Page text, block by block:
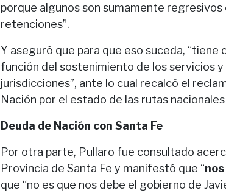
porque algunos son sumamente
retenciones”.
Y aseguró que para que eso suceda,
función del sostenimiento de los servicios y
jurisdicciones”, ante lo cual recalcó el
Nación por el estado de las rutas nacionales
Deuda de Nación con Santa Fe
Por otra parte, Pullaro fue consultado
Provincia de Santa Fe y manifestó que “
que “no es que nos debe el gobierno de